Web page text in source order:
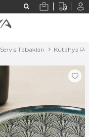
Servis Tabakları Kütahya